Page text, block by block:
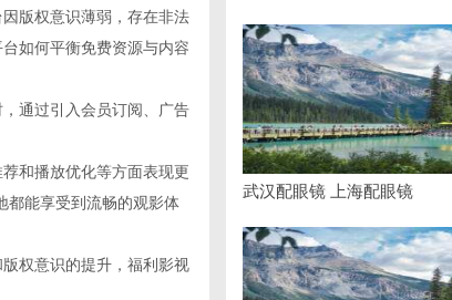
版权意识薄弱，存在非法
如何平衡免费资源与内容
通过引入会员订阅、广告
和播放优化等方面表现更
都能享受到流畅的观影体
权意识的提升，福利影视
武汉配眼镜 上海配眼镜